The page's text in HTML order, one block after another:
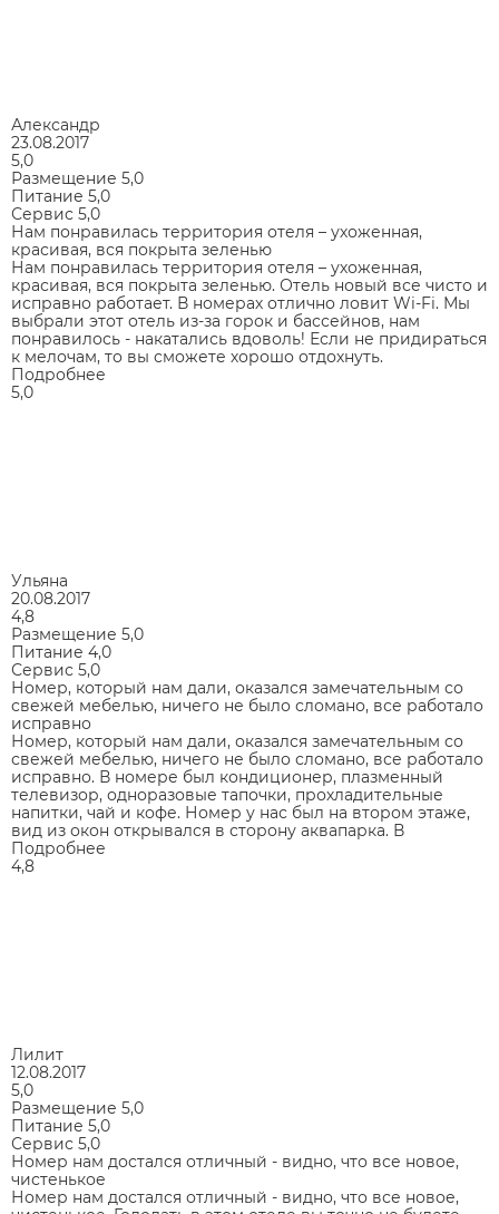
Александр
23.08.2017
5,0
Размещение 5,0
Питание 5,0
Сервис 5,0
Нам понравилась территория отеля – ухоженная,
красивая, вся покрыта зеленью
Нам понравилась территория отеля – ухоженная,
красивая, вся покрыта зеленью. Отель новый все чисто и
исправно работает. В номерах отлично ловит Wi-Fi. Мы
выбрали этот отель из-за горок и бассейнов, нам
понравилось - накатались вдоволь! Если не придираться
к мелочам, то вы сможете хорошо отдохнуть.
Подробнее
5,0
Ульяна
20.08.2017
4,8
Размещение 5,0
Питание 4,0
Сервис 5,0
Номер, который нам дали, оказался замечательным со
свежей мебелью, ничего не было сломано, все работало
исправно
Номер, который нам дали, оказался замечательным со
свежей мебелью, ничего не было сломано, все работало
исправно. В номере был кондиционер, плазменный
телевизор, одноразовые тапочки, прохладительные
напитки, чай и кофе. Номер у нас был на втором этаже,
вид из окон открывался в сторону аквапарка. В
Подробнее
4,8
Лилит
12.08.2017
5,0
Размещение 5,0
Питание 5,0
Сервис 5,0
Номер нам достался отличный - видно, что все новое,
чистенькое
Номер нам достался отличный - видно, что все новое,